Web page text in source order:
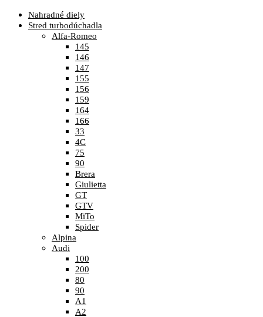
Nahradné diely
Stred turbodúchadla
Alfa-Romeo
145
146
147
155
156
159
164
166
33
4C
75
90
Brera
Giulietta
GT
GTV
MiTo
Spider
Alpina
Audi
100
200
80
90
A1
A2